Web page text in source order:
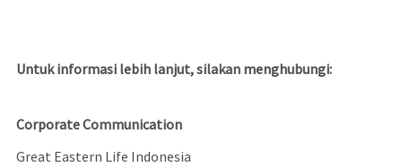
Untuk informasi lebih lanjut, silakan menghubungi:
Corporate Communication
Great Eastern Life Indonesia